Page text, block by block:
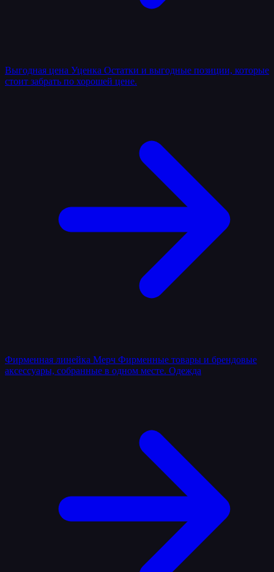
Выгодная цена Уценка Остатки и выгодные позиции, которые
стоит забрать по хорошей цене.
Фирменная линейка Мерч Фирменные товары и брендовые
аксессуары, собранные в одном месте. Одежда